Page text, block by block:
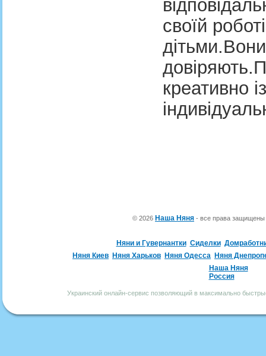
своїй
креативно
© 2026 Наша Няня - все права
Няни и Гувернантки Сиделки
Няня Киев Няня Харьков Няня Одесса Няня
Наша Няня
Россия
Украинский онлайн-сервис позволяющий в максимально